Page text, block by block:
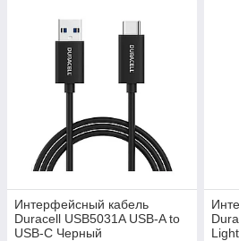
Интерфейсный кабель
Duracell USB5031A USB-A to
USB-C Черный